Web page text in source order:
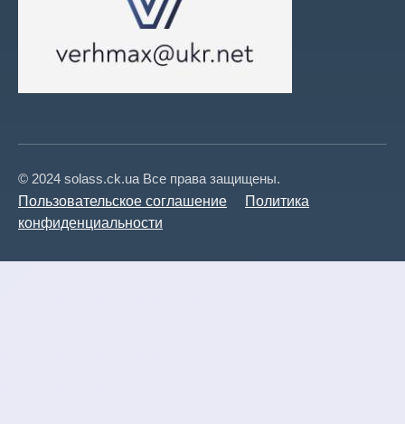
© 2024 solass.ck.ua Все права защищены.
Пользовательское соглашение
Политика
конфиденциальности